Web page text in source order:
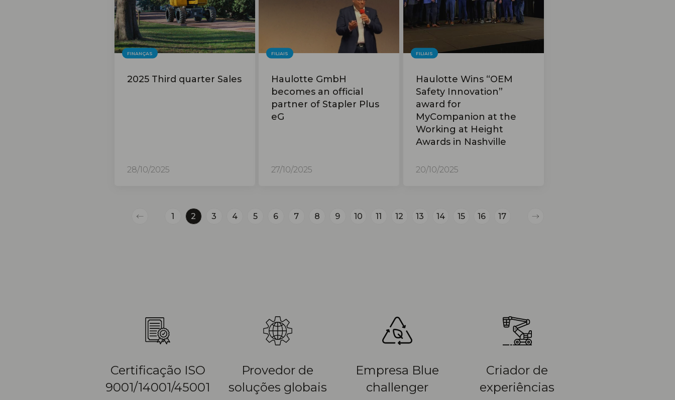
FINANÇAS
2025 Third quarter Sales
28/10/2025
FILIAIS
Haulotte GmbH
becomes an official
partner of Stapler Plus
eG
27/10/2025
FILIAIS
Haulotte Wins “OEM
Safety Innovation”
award for
MyCompanion at the
Working at Height
Awards in Nashville
20/10/2025
Previous
1 2 3 4 5 6 7 8 9 10 11 12 13 14 15 16 17
Next
Certificação ISO
9001/14001/45001
Provedor de
soluções globais
Empresa Blue
challenger
Criador de
experiências